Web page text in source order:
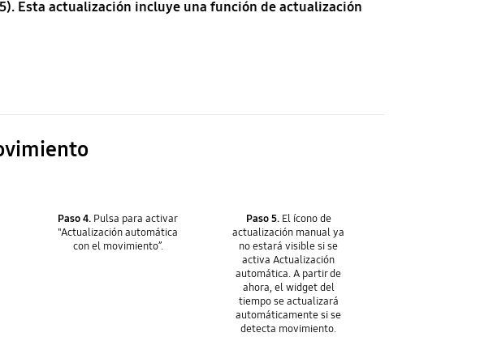
Esta actualización incluye una función de actualización
Paso 4. Pulsa para activar
"Actualización automática
con el movimiento”.
Paso 5.El ícono de
actualización manual ya
no estará visible si se
activa Actualización
automática. A partir de
ahora, el widget del
tiempo se actualizará
automáticamente si se
detecta movimiento.